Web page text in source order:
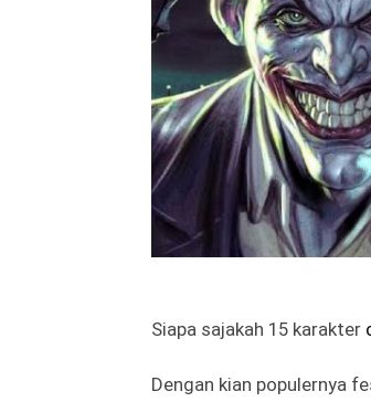
Siapa sajakah 15 karakter
Dengan kian populernya